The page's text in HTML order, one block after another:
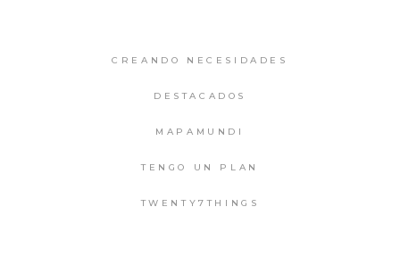
CREANDO NECESIDADES
DESTACADOS
MAPAMUNDI
TENGO UN PLAN
TWENTY7THINGS